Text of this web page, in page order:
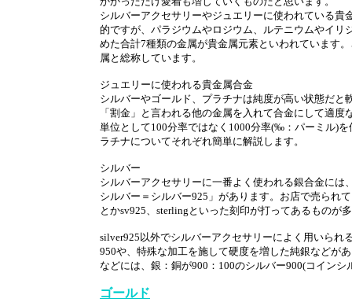
シルバーアクセサリーやジュエリーに使われている
的ですが、パラジウムやロジウム、ルテニウムやイ
めた合計7種類の金属が貴金属元素といわれています
属と総称しています。
ジュエリーに使われる貴金属合金
シルバーやゴールド、プラチナは純度が高い状態だ
「割金」と言われる他の金属を入れて合金にして適
単位として100分率ではなく1000分率(‰：パーミル)
ラチナについてそれぞれ簡単に解説します。
シルバー
シルバーアクセサリーに一番よく使われる銀合金に
シルバー＝シルバー925」があります。お店で売られ
とかsv925、sterlingといった刻印が打ってあるものが
silver925以外でシルバーアクセサリーによく用いられ
950や、特殊な加工を施して硬度を増した純銀などが
などには、銀：銅が900：100のシルバー900(コイン
ゴールド